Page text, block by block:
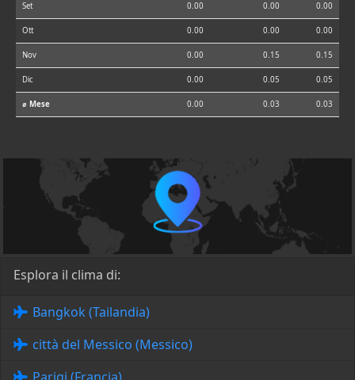
Set 0.00 0.00 0.00
Ott 0.00 0.00 0.00
Nov 0.00 0.15 0.15
Dic 0.00 0.05 0.05
⌀ Mese 0.00 0.03 0.03
Esplora il clima di:
Bangkok (Tailandia)
città del Messico (Messico)